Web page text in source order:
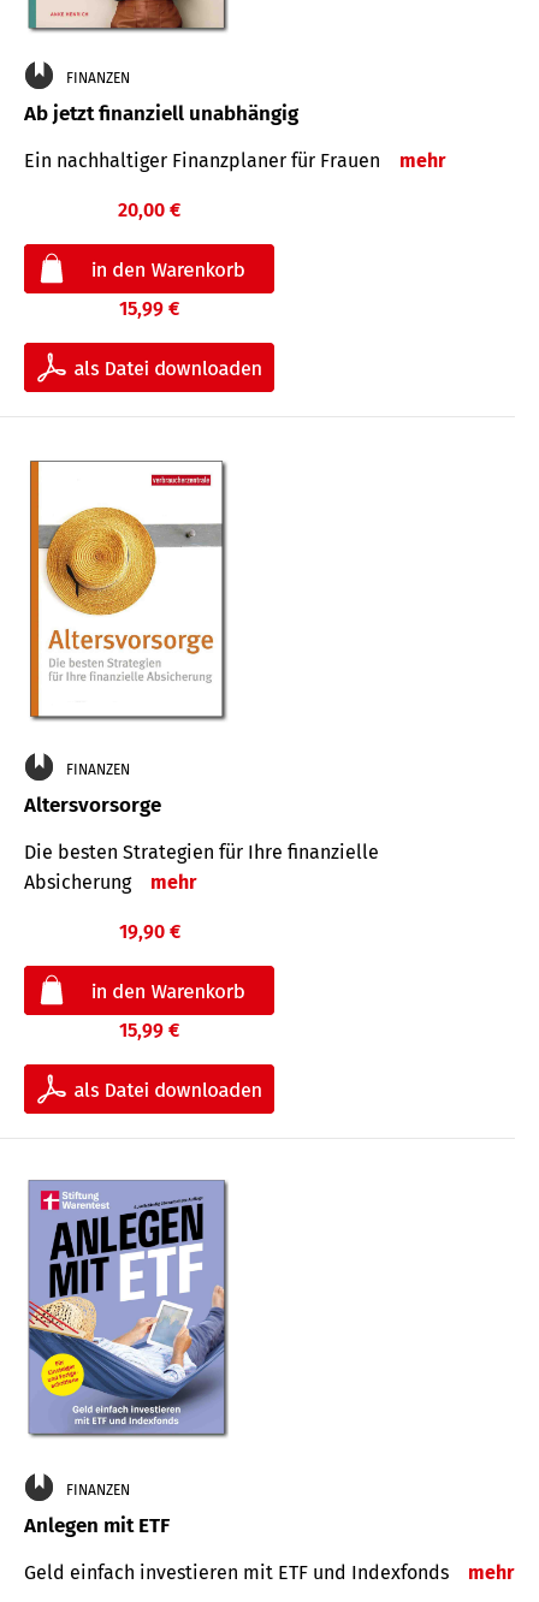
FINANZEN
Ab jetzt finanziell unabhängig
Ein nachhaltiger Finanzplaner für Frauen mehr
20,00 €
15,99 €
FINANZEN
Altersvorsorge
Die besten Strategien für Ihre finanzielle
Absicherung
mehr
19,90 €
15,99 €
FINANZEN
Anlegen mit ETF
Geld einfach investieren mit ETF und Indexfonds mehr